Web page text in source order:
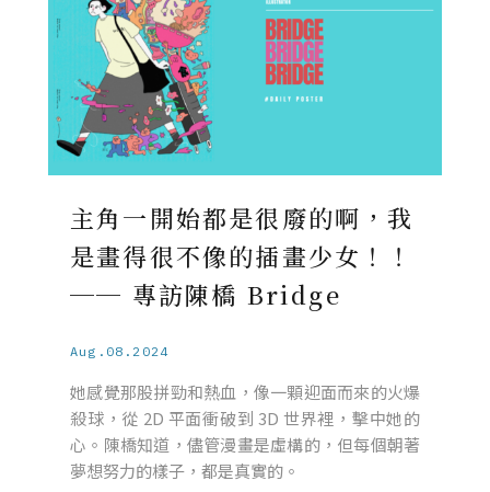
主角一開始都是很廢的啊，我
是畫得很不像的插畫少女！！
── 專訪陳橋 Bridge
Aug.08.2024
她感覺那股拼勁和熱血，像一顆迎面而來的火爆
殺球，從 2D 平面衝破到 3D 世界裡，擊中她的
心。陳橋知道，儘管漫畫是虛構的，但每個朝著
夢想努力的樣子，都是真實的。